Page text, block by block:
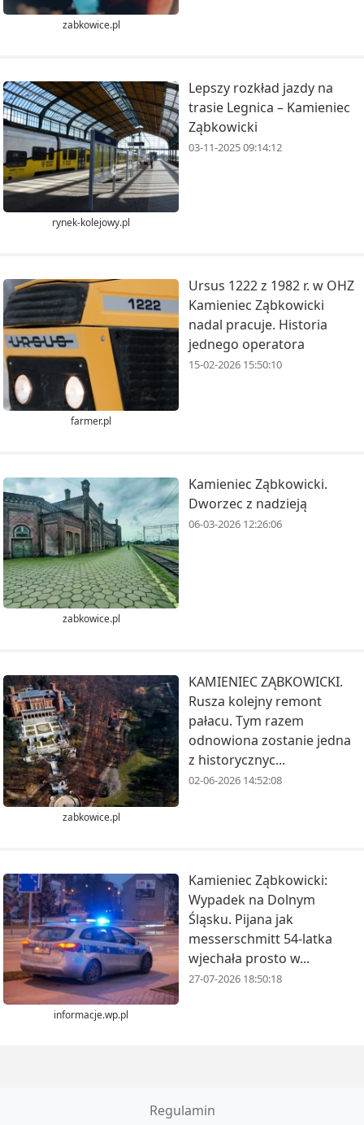
zabkowice.pl
rynek-kolejowy.pl
Lepszy rozkład jazdy na
trasie Legnica – Kamieniec
Ząbkowicki
03-11-2025 09:14:12
farmer.pl
Ursus 1222 z 1982 r. w OHZ
Kamieniec Ząbkowicki
nadal pracuje. Historia
jednego operatora
15-02-2026 15:50:10
zabkowice.pl
Kamieniec Ząbkowicki.
Dworzec z nadzieją
06-03-2026 12:26:06
zabkowice.pl
KAMIENIEC ZĄBKOWICKI.
Rusza kolejny remont
pałacu. Tym razem
odnowiona zostanie jedna
z historycznyc...
02-06-2026 14:52:08
informacje.wp.pl
Kamieniec Ząbkowicki:
Wypadek na Dolnym
Śląsku. Pijana jak
messerschmitt 54-latka
wjechała prosto w...
27-07-2026 18:50:18
Regulamin